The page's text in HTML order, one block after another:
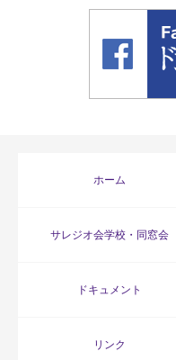
ホーム
サレジオ会学校・同窓会
ドキュメント
リンク